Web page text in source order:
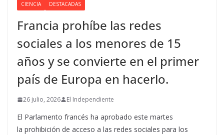
CIENCIA DESTACADAS
Francia prohíbe las redes
sociales a los menores de 15
años y se convierte en el primer
país de Europa en hacerlo.
26 julio, 2026 El Independiente
El Parlamento francés ha aprobado este martes
la prohibición de acceso a las redes sociales para los